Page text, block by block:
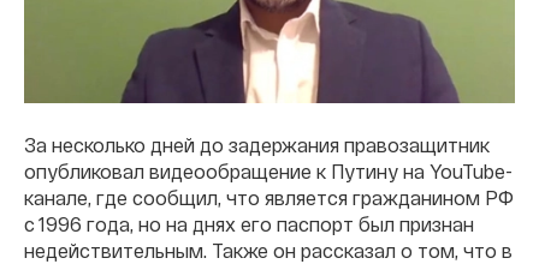
За несколько дней до задержания правозащитник
опубликовал видеообращение к Путину на YouTube-
канале, где сообщил, что является гражданином РФ
с 1996 года, но на днях его паспорт был признан
недействительным. Также он рассказал о том, что в